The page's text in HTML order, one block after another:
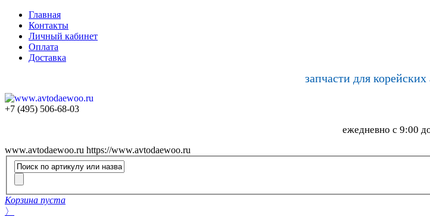
Главная
Контакты
Личный кабинет
Оплата
Доставка
запчасти для
+7 (495) 506-68-03
ежедневно с 9:00
www.avtodaewoo.ru https://www.avtodaewoo.ru
Корзина пуста
〉